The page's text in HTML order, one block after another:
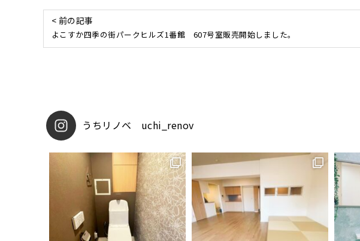
< 前の記事
よこすか四季の街パークヒルズ1番館 607号室販売開始しました。
uchi_renov